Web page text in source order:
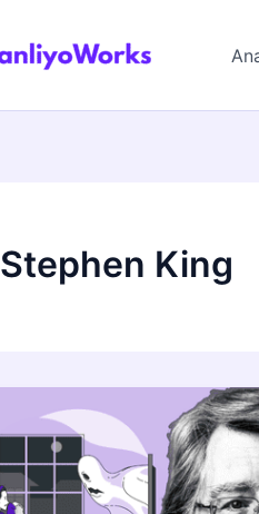
Stephen King